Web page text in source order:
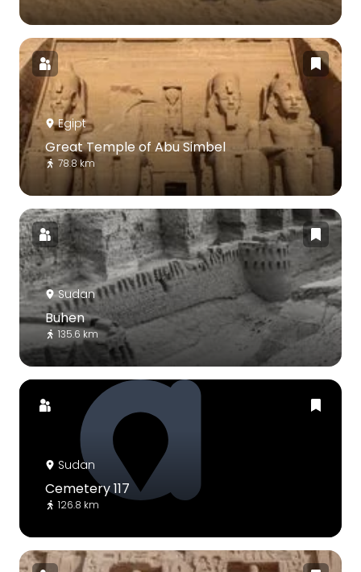
Egipt
Great Temple of Abu Simbel
78.8 km
Sudan
Buhen
135.6 km
Sudan
Cemetery 117
126.8 km